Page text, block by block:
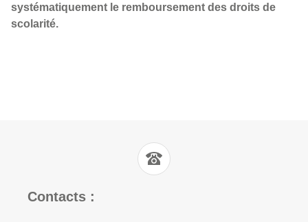
systématiquement le remboursement des droits de
scolarité.
Contacts :